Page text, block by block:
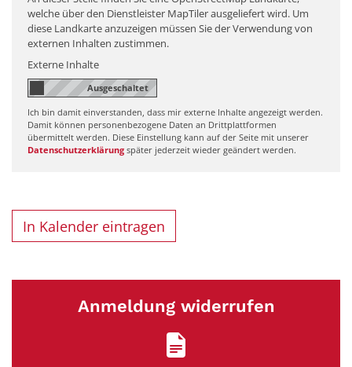
welche über den Dienstleister MapTiler ausgeliefert wird. Um
diese Landkarte anzuzeigen müssen Sie der Verwendung von
externen Inhalten zustimmen.
Externe Inhalte
Ich bin damit einverstanden, dass mir externe Inhalte angezeigt werden.
Damit können personenbezogene Daten an Drittplattformen
übermittelt werden. Diese Einstellung kann auf der Seite mit unserer
Datenschutzerklärung später jederzeit wieder geändert werden.
In Kalender eintragen
Anmeldung widerrufen